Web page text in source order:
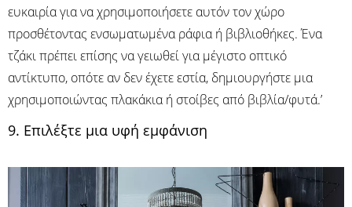
ευκαιρία για να χρησιμοποιήσετε αυτόν τον χώρο
προσθέτοντας ενσωματωμένα ράφια ή βιβλιοθήκες. Ένα
τζάκι πρέπει επίσης να γειωθεί για μέγιστο οπτικό
αντίκτυπο, οπότε αν δεν έχετε εστία, δημιουργήστε μια
χρησιμοποιώντας πλακάκια ή στοίβες από βιβλία/φυτά.’
9. Επιλέξτε μια υφή εμφάνιση